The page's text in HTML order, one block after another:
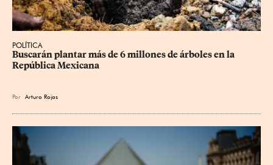
POLÍTICA
Buscarán plantar más de 6 millones de árboles en la
República Mexicana
Por Arturo Rojas